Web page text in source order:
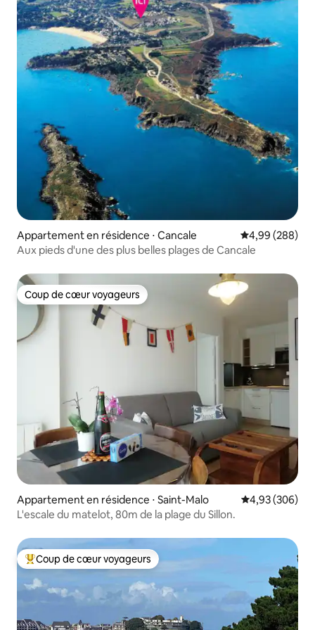
Appartement en résidence ⋅ Cancale Évaluation
4,99 (288)
Aux pieds d'une des plus belles plages de Cancale
Coup de cœur voyageurs
Coup de cœur voyageurs
Appartement en résidence ⋅ Saint-Malo Évaluation
4,93 (306)
L'escale du matelot, 80m de la plage du Sillon.
Coups de cœur voyageurs les plus appréciés
Coup de cœur voyageurs